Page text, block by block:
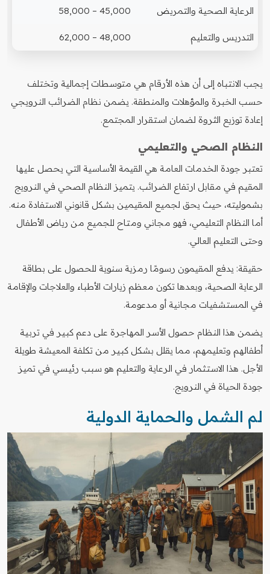
الرعاية الصحية والتمريض 45,000 – 58,000
التدريس والتعليم 48,000 – 62,000
يجب الانتباه إلى أن هذه الأرقام هي متوسطات إجمالية وتختلف
حسب الخبرة والمؤهلات والمنطقة. يضمن نظام الضرائب النرويجي
إعادة توزيع الثروة لضمان استقرار المجتمع.
النظام الصحي والتعليمي
تعتبر جودة الخدمات العامة هي القيمة الأساسية التي يحصل عليها
المقيم في مقابل ارتفاع الضرائب. يتميز النظام الصحي في النرويج
بشموليته، حيث يحق لجميع المقيمين بشكل قانوني الاستفادة منه.
أما النظام التعليمي، فهو مجاني ومتاح للجميع من رياض الأطفال
وحتى التعليم العالي.
حقيقة: يدفع المقيمون رسومًا رمزية سنوية للحصول على بطاقة
الرعاية الصحية، وبعدها تكون معظم زيارات الأطباء والعلاجات والإقامة
في المستشفيات مجانية أو مدعومة.
يضمن هذا النظام حصول الأسر المهاجرة على دعم كبير في تربية
أطفالهم وتعليمهم، مما يقلل بشكل كبير من تكلفة المعيشة طويلة
الأجل. هذا الاستثمار في الرعاية والتعليم هو سبب رئيسي في تميز
جودة الحياة في النرويج.
لم الشمل والحماية الدولية